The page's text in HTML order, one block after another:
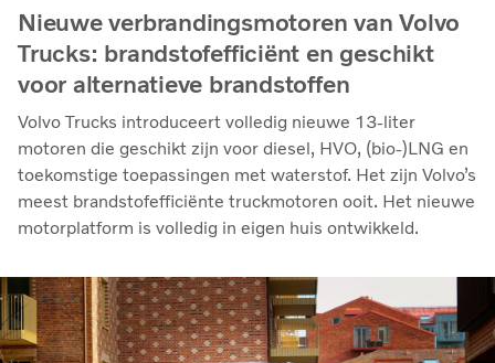
Nieuwe verbrandingsmotoren van Volvo
Trucks: brandstofefficiënt en geschikt
voor alternatieve brandstoffen
Volvo Trucks introduceert volledig nieuwe 13-liter
motoren die geschikt zijn voor diesel, HVO, (bio-)LNG en
toekomstige toepassingen met waterstof. Het zijn Volvo’s
meest brandstofefficiënte truckmotoren ooit. Het nieuwe
motorplatform is volledig in eigen huis ontwikkeld.